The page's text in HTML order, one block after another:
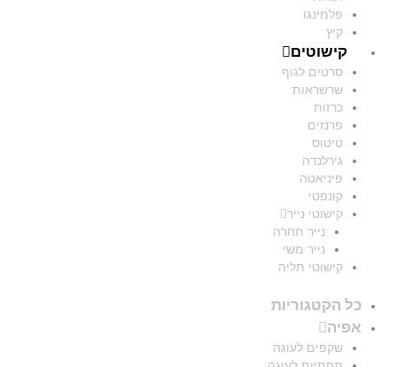
פלמינגו
קיץ
קישוטים
סרטים לגוף
שרשראות
כרזות
פרנזים
טיטוס
גירלנדה
פיניאטה
קונפטי
קישוטי נייר
נייר תחרה
נייר משי
קישוטי תליה
כל הקטגוריות
אפיה
שקפים לעוגה